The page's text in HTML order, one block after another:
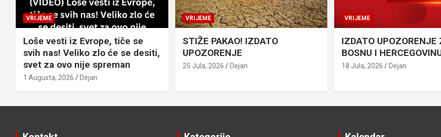
VRIJEME
Loše vesti iz Evrope, tiče se
svih nas! Veliko zlo će se desiti,
svet za ovo nije spreman
1 Augusta, 2026 Dejan
VRIJEME
STIŽE PAKAO! IZDATO
UPOZORENJE
25 Jula, 2026 Dejan
VRIJEME
IZDATO UPOZORENJE
BOSNU I
18 Jula, 2026 Dejan